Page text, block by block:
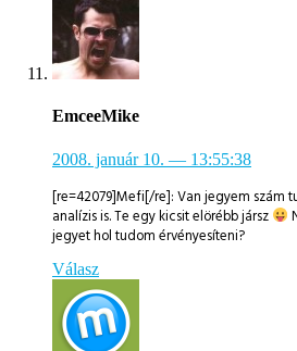
EmceeMike
2008. január 10. — 13:55:38
[re=42079]Mefi[/re]: Van jegyem szám
analízis is. Te egy kicsit elörébb jársz
jegyet hol tudom érvényesíteni?
Válasz